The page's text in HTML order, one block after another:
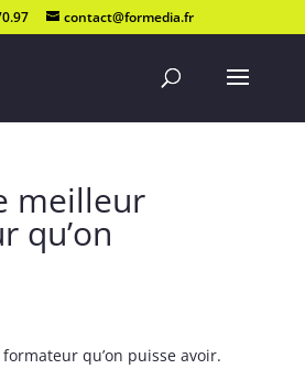
contact@formedia.fr
meilleur
qu’on
qu’on puisse avoir.